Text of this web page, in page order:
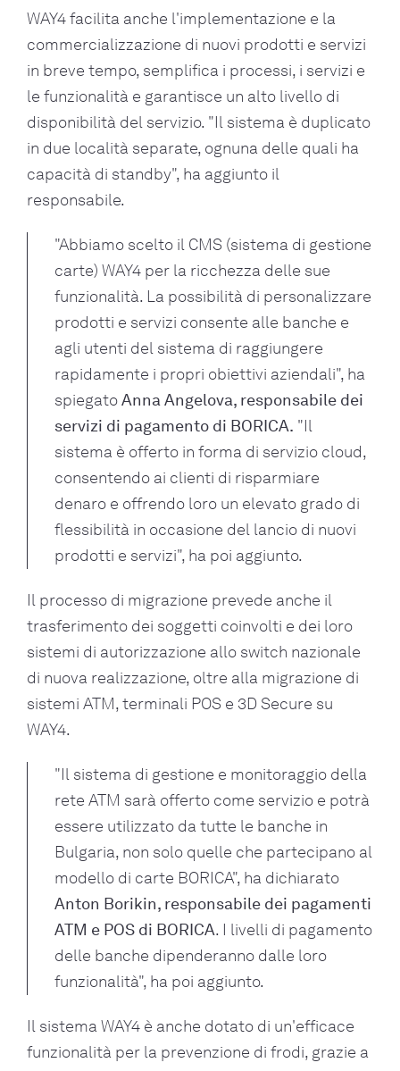
WAY4 facilita anche l'implementazione e la
commercializzazione di nuovi prodotti e servizi
in breve tempo, semplifica i processi, i servizi e
le funzionalità e garantisce un alto livello di
disponibilità del servizio. "Il sistema è duplicato
in due località separate, ognuna delle quali ha
capacità di standby", ha aggiunto il
responsabile.
"Abbiamo scelto il CMS (sistema di gestione
carte) WAY4 per la ricchezza delle sue
funzionalità. La possibilità di personalizzare
prodotti e servizi consente alle banche e
agli utenti del sistema di raggiungere
rapidamente i propri obiettivi aziendali", ha
spiegatoAnna Angelova, responsabile dei
servizi di pagamento di BORICA. "Il
sistema è offerto in forma di servizio cloud,
consentendo ai clienti di risparmiare
denaro e offrendo loro un elevato grado di
flessibilità in occasione del lancio di nuovi
prodotti e servizi", ha poi aggiunto.
Il processo di migrazione prevede anche il
trasferimento dei soggetti coinvolti e dei loro
sistemi di autorizzazione allo switch nazionale
di nuova realizzazione, oltre alla migrazione di
sistemi ATM, terminali POS e 3D Secure su
WAY4.
"Il sistema di gestione e monitoraggio della
rete ATM sarà offerto come servizio e potrà
essere utilizzato da tutte le banche in
Bulgaria, non solo quelle che partecipano al
modello di carte BORICA", ha dichiarato
Anton Borikin, responsabile dei pagamenti
ATM e POS di BORICA. I livelli di pagamento
delle banche dipenderanno dalle loro
funzionalità", ha poi aggiunto.
Il sistema WAY4 è anche dotato di un'efficace
funzionalità per la prevenzione di frodi, grazie a